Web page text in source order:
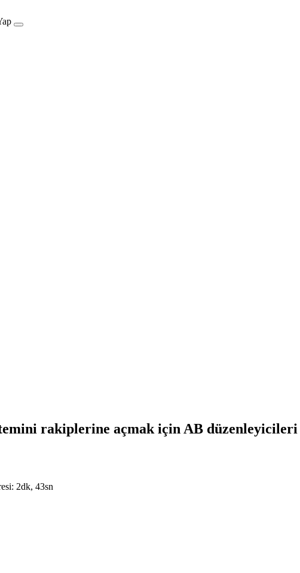
rakiplerine açmak için AB düzenleyicileri
2dk, 43sn